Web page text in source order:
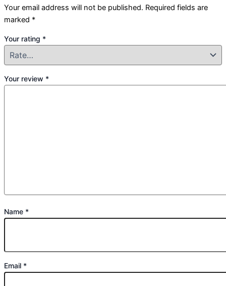
Your email address will not be published. Required fields are
marked *
Your rating *
Your review *
Name *
Email *